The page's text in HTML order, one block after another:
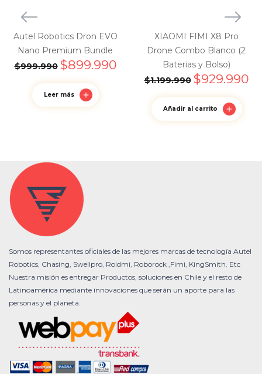
Autel Robotics Dron EVO
Nano Premium Bundle
$999.990 $899.990
Leer más
XIAOMI FIMI X8 Pro
Drone Combo Blanco (2
Baterias y Bolso)
$1.199.990 $929.990
Añadir al carrito
Somos representantes oficiales de las mejores marcas de tecnología Autel
Robotics, Chasing, Swellpro, Roidmi, Roborock ,Fimi, KingSmith. Etc
Nuestra misión es entregar Productos, soluciones en Chile y el resto de
Latinoamérica mediante innovaciones que serán un aporte para las
personas y el planeta.